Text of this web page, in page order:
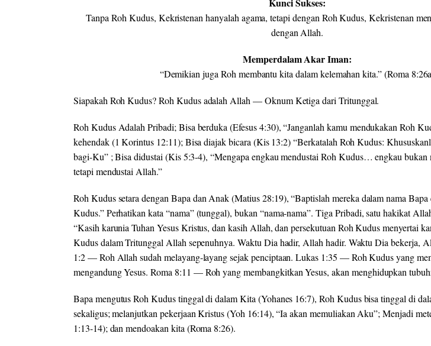
Tanpa Roh Kudus, Kekristenan hanyalah agama, tetapi dengan Roh Kudus, Kekristenan
dengan Allah.
Memperdalam Akar Iman:
“Demikian juga Roh membantu kita dalam kelemahan kita.” (Roma
Siapakah Roh Kudus? Roh Kudus adalah Allah — Oknum Ketiga dari Tritunggal.
Roh Kudus Adalah Pribadi; Bisa berduka (Efesus 4:30),“Janganlah kamu mendukakan Roh
kehendak (1 Korintus 12:11); Bisa diajak bicara (Kis 13:2)“Berkatalah Roh Kudus:
bagi-Ku”; Bisa didustai (Kis 5:3-4),“Mengapa engkau mendustai Roh Kudus… engkau bukan
tetapi mendustai Allah.”
Roh Kudus setara dengan Bapa dan Anak (Matius 28:19),“Baptislah mereka dalam nama
Kudus.”Perhatikan kata “nama” (tunggal), bukan “nama-nama”. Tiga Pribadi, satu hakikat
“Kasih karunia Tuhan Yesus Kristus, dan kasih Allah, dan persekutuan Roh Kudus menyertai
Kudus dalam Tritunggal Allah sepenuhnya. Waktu Dia hadir, Allah hadir. Waktu Dia bekerja,
1:2 — Roh Allah sudah melayang-layang sejak penciptaan. Lukas 1:35 — Roh Kudus yang
mengandung Yesus. Roma 8:11 — Roh yang membangkitkan Yesus, akan menghidupkan
Bapa mengutus Roh Kudus tinggal di dalam Kita (Yohanes 16:7), Roh Kudus bisa tinggal di
sekaligus; melanjutkan pekerjaan Kristus (Yoh 16:14),“Ia akan memuliakan Aku”; Menjadi
1:13-14); dan mendoakan kita (Roma 8:26).